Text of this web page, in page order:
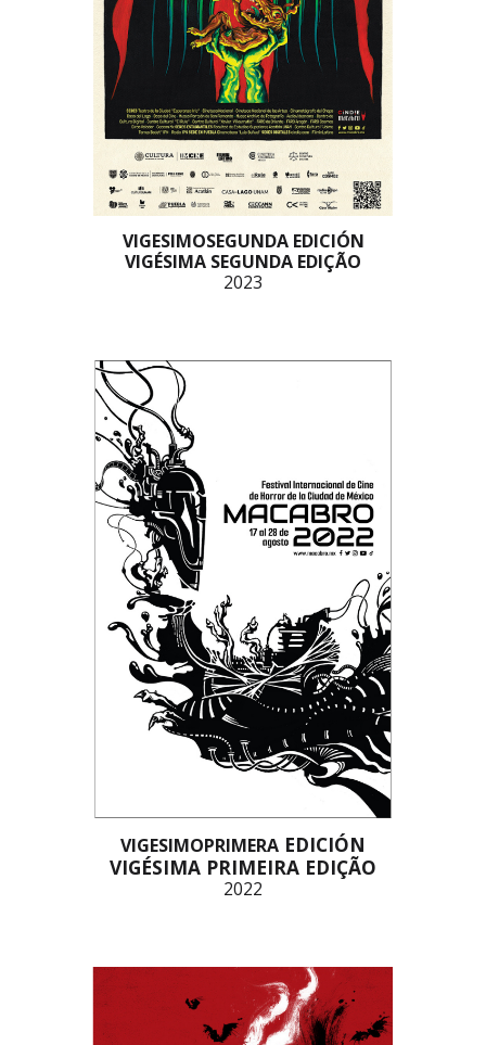
VIGESIMOSEGUNDA EDICIÓN
VIGÉSIMA SEGUNDA EDIÇÃO
2023
VIGESIMOPRIMERA EDICIÓN
VIGÉSIMA PRIMEIRA EDIÇÃO
2022